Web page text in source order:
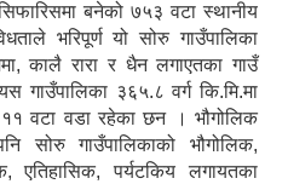
बनेको ७५३ वटा स्थानीय
भरिपूर्ण यो सोरु गाउँपालिका
कालै रारा र धैन लगाएतका गाउँ
गाउँपालिका ३६५.८ वर्ग कि.मि.मा
११ वटा वडा रहेका छन । भौगोलिक
सोरु गाउँपालिकाको भौगोलिक,
एतिहासिक, पर्यटकिय लगायतका